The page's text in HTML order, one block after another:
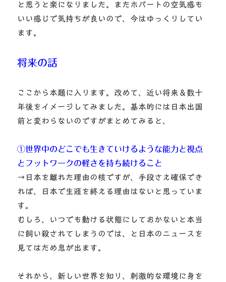
と思うと楽になりました。またホバートの空気感も
いい感じで気持ちが良いので、今はゆっくりしてい
ます。
将来の話
ここから本題に入ります。改めて、近い将来＆数十
年後をイメージしてみました。基本的には日本出国
前と変わらないのですがまとめてみると、
①世界中のどこでも生きていけるような能力と視点
とフットワークの軽さを持ち続けること
→日本を離れた理由の核ですが、手段さえ確保でき
れば、日本で生涯を終える理由はないと思っていま
す。
むしろ、いつでも動ける状態にしておかないと本当
に飼い殺されてしまうのでは、と日本のニュースを
見てはため息が出ます。
それから、新しい世界を知り、刺激的な環境に身を